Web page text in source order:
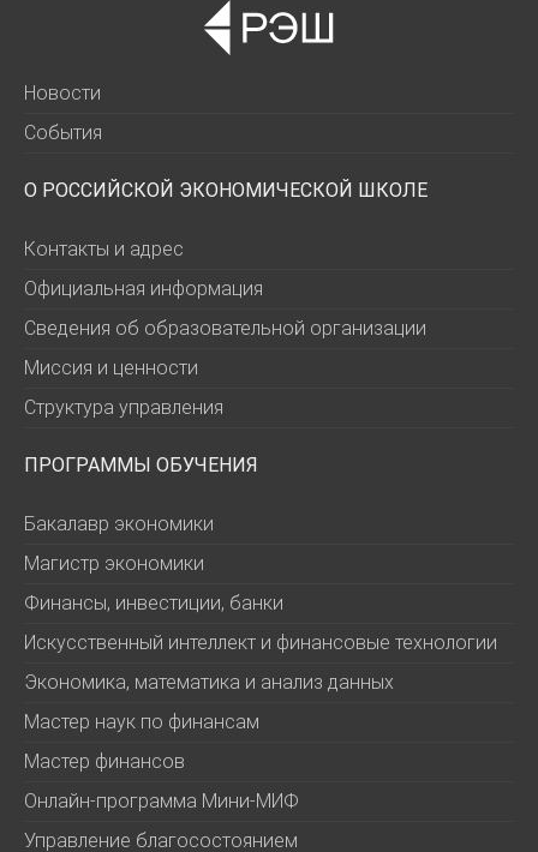
Новости
События
О РОССИЙСКОЙ ЭКОНОМИЧЕСКОЙ ШКОЛЕ
Контакты и адрес
Официальная информация
Сведения об образовательной организации
Миссия и ценности
Структура управления
ПРОГРАММЫ ОБУЧЕНИЯ
Бакалавр экономики
Магистр экономики
Финансы, инвестиции, банки
Искусственный интеллект и финансовые технологии
Экономика, математика и анализ данных
Мастер наук по финансам
Мастер финансов
Онлайн-программа Мини-МИФ
Управление благосостоянием